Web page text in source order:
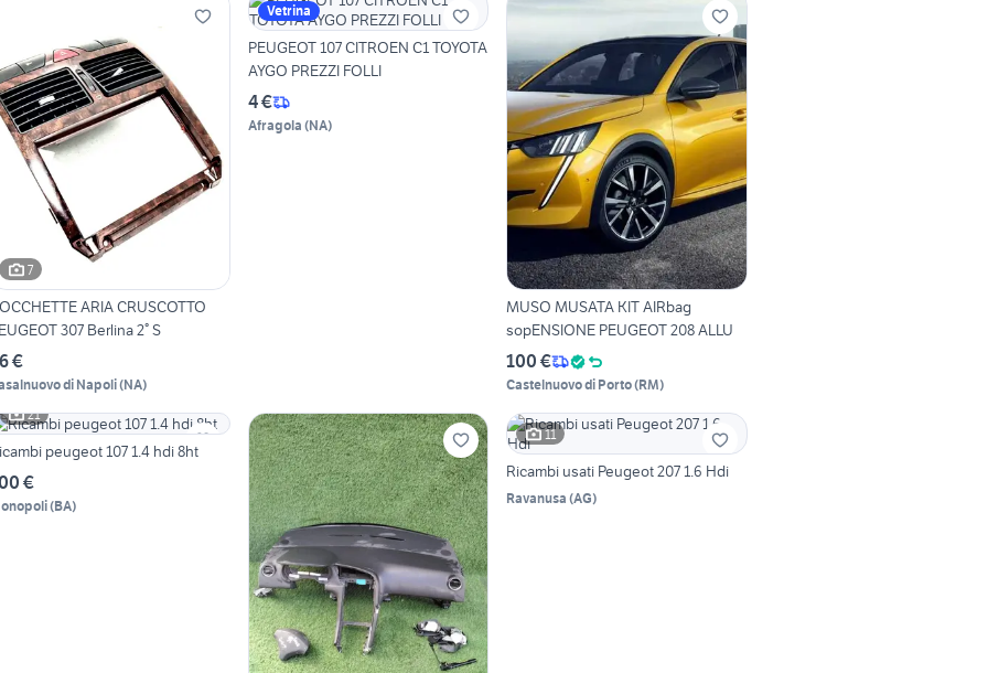
7
ARIA CRUSCOTTO
307 Berlina 2° S
€
di Napoli(NA)
Vetrina
PEUGEOT 107 CITROEN C1 TOYOTA
AYGO PREZZI FOLLI
4 €
Afragola (NA)
MUSO MUSATA KIT AIRbag
sopENSIONE PEUGEOT 208 ALLU
100 €
Castelnuovo di Porto(RM)
21
peugeot 107 1.4 hdi 8ht
€
(BA)
11
Ricambi usati Peugeot 207 1.6 Hdi
Ravanusa (AG)